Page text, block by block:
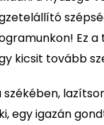
Ez
kicsit tovább
székében,
egy igazán